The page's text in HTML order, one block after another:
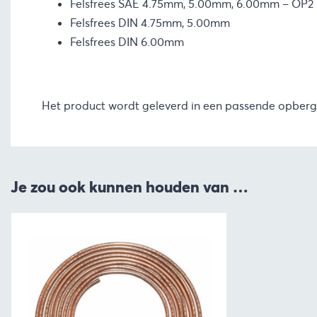
Felsfrees SAE 4.75mm, 5.00mm, 6.00mm – OP2
Felsfrees DIN 4.75mm, 5.00mm
Felsfrees DIN 6.00mm
Het product wordt geleverd in een passende
Je zou ook kunnen houden van …